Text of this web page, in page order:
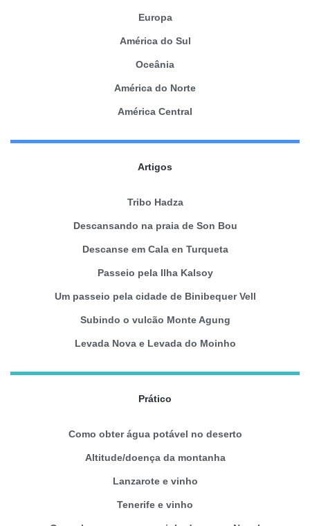
Europa
América do Sul
Oceânia
América do Norte
América Central
Artigos
Tribo Hadza
Descansando na praia de Son Bou
Descanse em Cala en Turqueta
Passeio pela Ilha Kalsoy
Um passeio pela cidade de Binibequer Vell
Subindo o vulcão Monte Agung
Levada Nova e Levada do Moinho
Prático
Como obter água potável no deserto
Altitude/doença da montanha
Lanzarote e vinho
Tenerife e vinho